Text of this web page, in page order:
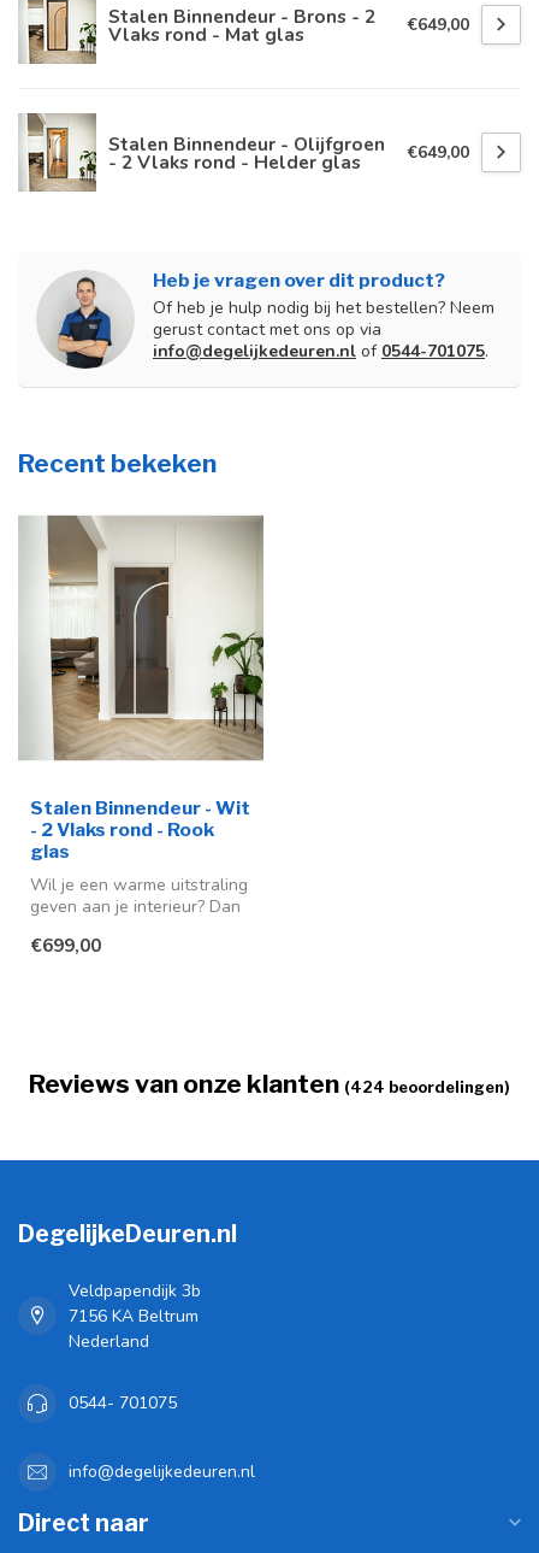
Stalen Binnendeur - Brons - 2
Vlaks rond - Mat glas €649,00
Stalen Binnendeur - Olijfgroen
- 2 Vlaks rond - Helder glas €649,00
Heb je vragen over dit product?
Of heb je hulp nodig bij het bestellen? Neem
gerust contact met ons op via
info@degelijkedeuren.nl of 0544-701075.
Recent bekeken
Stalen Binnendeur - Wit
- 2 Vlaks rond - Rook
glas
Wil je een warme uitstraling
geven aan je interieur? Dan
€699,00
Reviews van onze klanten (424 beoordelingen)
DegelijkeDeuren.nl
Veldpapendijk 3b
7156 KA Beltrum
Nederland
0544- 701075
info@degelijkedeuren.nl
Direct naar